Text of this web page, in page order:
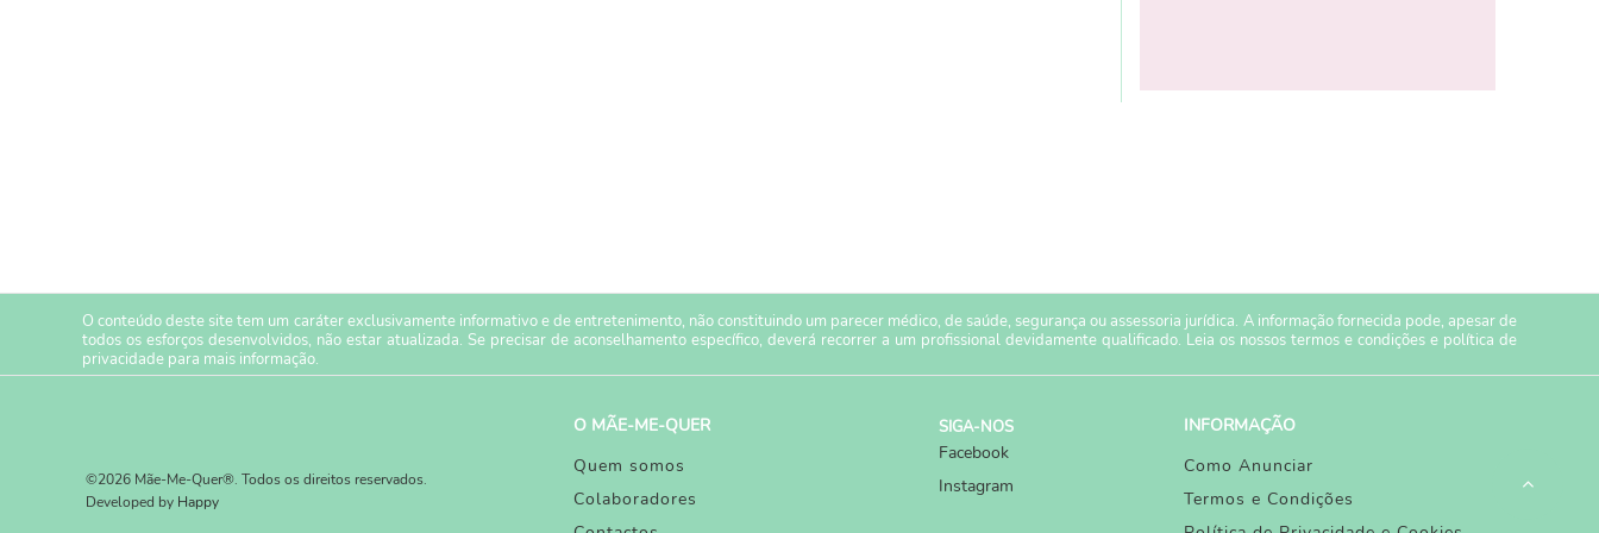
O conteúdo deste site tem um caráter exclusivamente informativo e de entretenimento, não constituindo um parecer médico, de saúde, segurança ou assessoria jurídica. A informação fornecida pode, apesar de
todos os esforços desenvolvidos, não estar atualizada. Se precisar de aconselhamento específico, deverá recorrer a um profissional devidamente qualificado. Leia os nossos termos e condiçõese política de
privacidade para mais informação.
©2026 Mãe-Me-Quer®. Todos os direitos reservados.
Developed by Happy
O MÃE-ME-QUER
Quem somos
Colaboradores
SIGA-NOS
Facebook
Instagram
INFORMAÇÃO
Como Anunciar
Termos e Condições